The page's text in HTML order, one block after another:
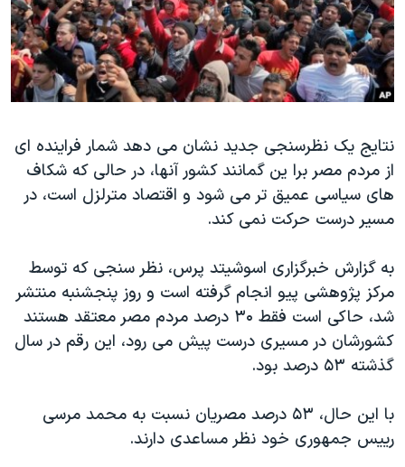
فرهنگ و زندگی
حقوق شهروندی
اقتصادی
اسرائیل در جنگ
گالری عکس
آرشیو پخش زنده
مستندها
انتخابات ریاست جمهوری آمریکا ۲۰۲۴
حمله جمهوری اسلامی به اسرائیل
ورزش زنان در ایران
اعتراضات زن، زندگی، آزادی
مجموعه مستندهای دادخواهی
دادگاه حمید نوری
چهل سال گروگان‌گیری
قانون شفافیت دارائی کادر رهبری ایران
اعتراضات مردمی آبان ۹۸
اسرائیل در جنگ
نرگس محمدی برنده جایزه نوبل صلح
دنبال کنید
زبانهای مختلف
نتایج یک نظرسنجی جدید نشان می دهد شمار فراینده ای
از مردم مصر برا ین گمانند کشور آنها، در حالی که شکاف
های سیاسی عمیق تر می شود و اقتصاد مترلزل است، در
مسیر درست حرکت نمی کند.
به گزارش خبرگزاری اسوشیتد پرس، نظر سنجی که توسط
مرکز پژوهشی پیو انجام گرفته است و روز پنجشنبه منتشر
شد، حاکی است فقط ۳۰ درصد مردم مصر معتقد هستند
کشورشان در مسیری درست پیش می رود، این رقم در سال
گذشته ۵۳ درصد بود.
با این حال، ۵۳ درصد مصریان نسبت به محمد مرسی
رییس جمهوری خود نظر مساعدی دارند.